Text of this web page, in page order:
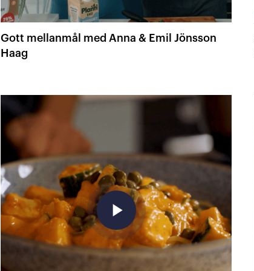
Gott mellanmål med Anna & Emil Jönsson
Haag
play_arrow